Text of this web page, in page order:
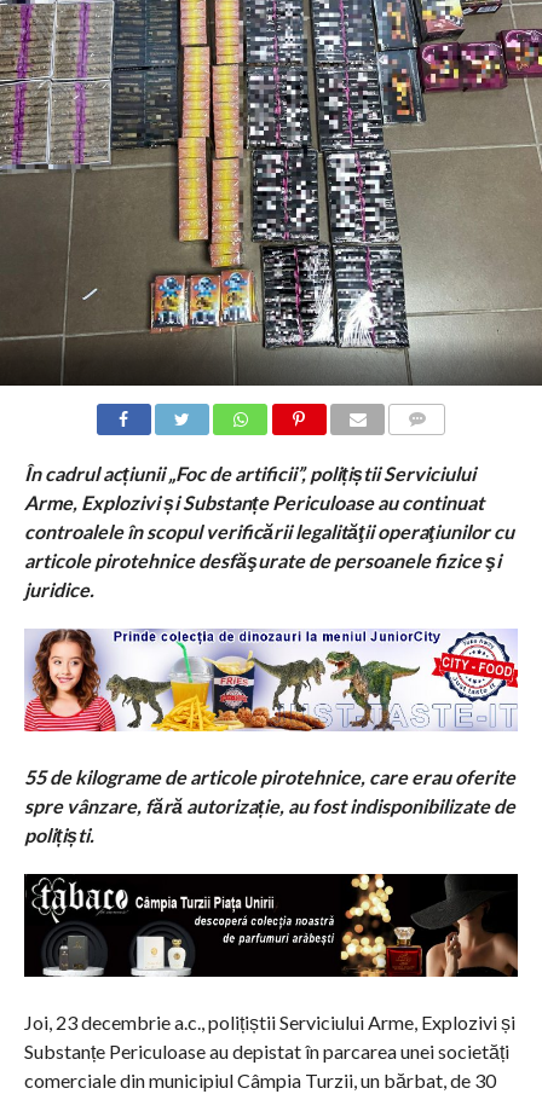
În cadrul acțiunii „Foc de artificii”, polițiștii Serviciului
Arme, Explozivi și Substanțe Periculoase au continuat
controalele în scopul verificării legalităţii operaţiunilor cu
articole pirotehnice desfăşurate de persoanele fizice şi
juridice.
55 de kilograme de articole pirotehnice, care erau oferite
spre vânzare, fără autorizație, au fost indisponibilizate de
polițiști.
Joi, 23 decembrie a.c., polițiștii Serviciului Arme, Explozivi și
Substanțe Periculoase au depistat în parcarea unei societăți
comerciale din municipiul Câmpia Turzii, un bărbat, de 30